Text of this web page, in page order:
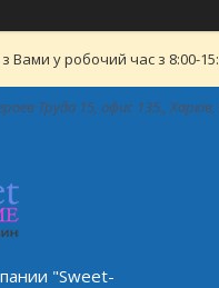
Вами у робочий час з 8:00-
Труда 15, офис 135.,
"Sweet-